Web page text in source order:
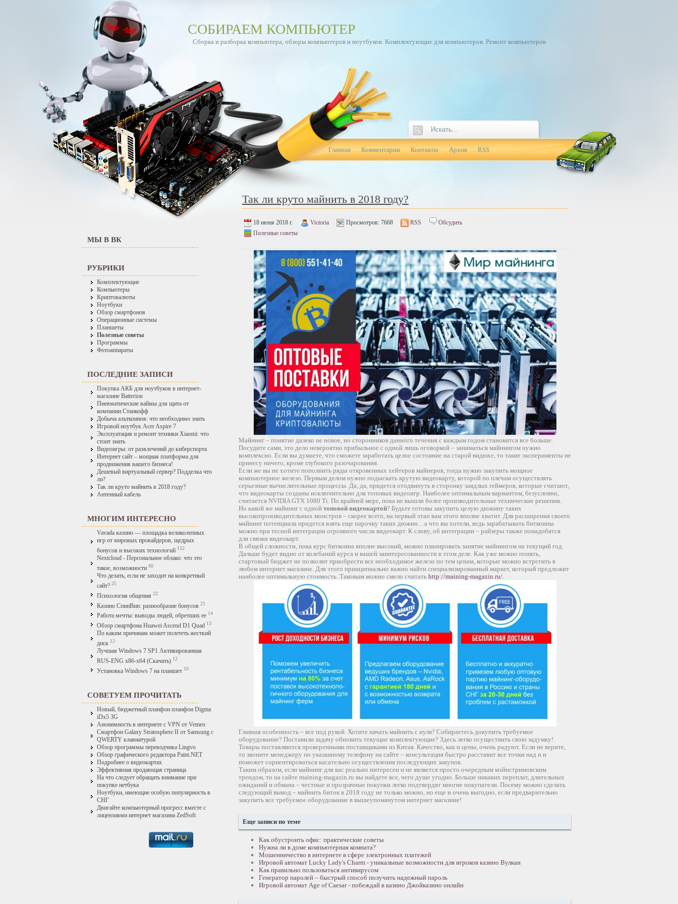
СОБИРАЕМ КОМПЬЮТЕР
Сборка и разборка компьютера, обзоры компьютеров и ноутбуков. Комплектующие для компьютеров. Ремонт компьютеров
Главная Комментарии Контакты Архив RSS
МЫ В ВК
РУБРИКИ
Комплектующие
Компьютеры
Криптовалюты
Ноутбуки
Обзор смартфонов
Операционные системы
Планшеты
Полезные советы
Программы
Фотоаппараты
ПОСЛЕДНИЕ ЗАПИСИ
Покупка АКБ для ноутбуков в интернет-
магазине Batterion
Пневматические ваймы для щита от
компании Станкофф
Добыча альткоинов: что необходимо знать
Игровой ноутбук Acer Aspire 7
Эксплуатация и ремонт техники Xiaomi: что
стоит знать
Видеоигры: от развлечений до киберспорта
Интернет сайт – мощная платформа для
продвижения вашего бизнеса!
Дешевый виртуальный сервер? Подделка что
ли?
Так ли круто майнить в 2018 году?
Антенный кабель
МНОГИМ ИНТЕРЕСНО
Vavada казино — площадка великолепных
игр от мировых провайдеров, щедрых
бонусов и высоких технологий 152
Nextcloud - Персональное облако: что это
такое, возможности 60
Что делать, если не заходит на конкретный
сайт? 25
Психология общения 22
Казино СпинВин: разнообразие бонусов 21
Работа мечты: выводы людей, обретших ее 14
Обзор смартфона Huawei Ascend D1 Quad 13
По каким причинам может полететь жесткий
диск 12
Лучшая Windows 7 SP1 Активированная
RUS-ENG x86-x64 (Скачать) 12
Установка Windows 7 на планшет 10
СОВЕТУЕМ ПРОЧИТАТЬ
Новый, бюджетный планфон планфон Digma
iDx5 3G
Анонимность в интернете с VPN от Vemeo
Смартфон Galaxy Stratosphere II от Samsung с
QWERTY клавиатурой
Обзор программы переводчика Lingvo
Обзор графического редактора Paint.NET
Подробнее о видеокартах
Эффективная продающая страница
На что следует обращать внимание при
покупке нетбука
Ноутбуки, имеющие особую популярность в
СНГ
Двигайте компьютерный прогресс вместе с
лицензиями интернет магазина ZedSoft
Так ли круто майнить в 2018 году?
18 июня 2018 г. Victoria Просмотров: 7668 RSS
Обсудить
Полезные советы
Майнинг – понятие далеко не новое, но сторонников данного течения с каждым годом становится все больше.
Посудите сами, это дело невероятно прибыльное с одной лишь оговоркой – заниматься майнингом нужно
комплексно. Если вы думаете, что сможете заработать целое состояние на старой видюхе, то такие эксперименты не
принесу ничего, кроме глубокого разочарования.
Если же вы не хотите пополнить ряды откровенных хейтеров майнеров, тогда нужно закупить мощное
компьютерное железо. Первым делом нужно подыскать крутую видеокарту, которой по плечам осуществлять
серьезные вычислительные процессы. Да, да, придется отодвинуть в сторонку заядлых геймеров, которые считают,
что видеокарты созданы исключительно для топовых видеоигр. Наиболее оптимальным вариантом, безусловно,
считается NVIDIA GTX 1080 Ti. По крайней мере, пока не вышли более производительные технические решения.
Но какой же майнинг с одной топовой видеокартой? Будьте готовы закупить целую дюжину таких
высокопроизводительных монстров – скорее всего, на первый этап вам этого вполне хватит. Для расширения своего
майнинг потенциала придется взять еще парочку таких дюжин…а что вы хотели, ведь зарабатывать биткоины
можно при тесной интеграции огромного числа видеокарт. К слову, об интеграции – райзеры также понадобятся
для связки видеокарт.
В общей сложности, пока курс биткоина вполне высокий, можно планировать занятие майнингом на текущий год.
Дальше будет видно от колебаний курса и вашей заинтересованности в этом деле. Как уже можно понять,
стартовый бюджет не позволит приобрести все необходимое железо по тем ценам, которые можно встретить в
любом интернет магазине. Для этого принципиально важно найти специализированный маркет, который предложит
наиболее оптимальную стоимость. Таковым можно смело считать http://maining-magazin.ru/.
Главная особенность – все под рукой. Хотите начать майнить с нуля? Собираетесь докупить требуемое
оборудование? Поставили задачу обновить текущие комплектующие? Здесь легко осуществить свою задумку!
Товары поставляются проверенными поставщиками из Китая. Качество, как и цены, очень радуют. Если не верите,
то звоните менеджеру по указанному телефону на сайте – консультация быстро расставит все точки над и и
поможет сориентироваться касательно осуществления последующих закупок.
Таким образом, если майнинг для вас реально интересен и не является просто очередным мэйнстримовским
трендом, то на сайте maining-magazin.ru вы найдете все, чего душе угодно. Больше никаких переплат, длительных
ожиданий и обмана – честные и прозрачные покупки легко подтвердят многие покупатели. Посему можно сделать
следующий вывод – майнить биток в 2018 году не только можно, но еще и очень выгодно, если предварительно
закупить все требуемое оборудование в вышеупомянутом интернет магазине!
Еще записи по теме
Как обустроить офис: практические советы
Нужна ли в доме компьютерная комната?
Мошенничество в интернете в сфере электронных платежей
Игровой автомат Lucky Lady's Charm - уникальные возможности для игроков казино Вулкан
Как правильно пользоваться антивирусом
Генератор паролей – быстрый способ получить надежный пароль
Игровой автомат Age of Caesar - побеждай в казино Джойказино онлайн